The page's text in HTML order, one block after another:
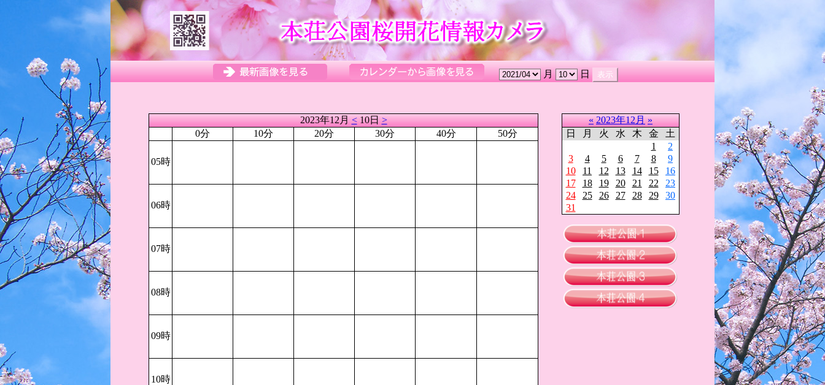
月 日
2023年12月<10日>
0分
10分 20分 30分 40分 50分
05時
06時
07時
08時
09時
10時
« 2023年12月 »
日
月 火 水 木 金
土
1
2
3
4 5 6 7 8
9
10
11 12 13 14 15
16
17
18 19 20 21 22
23
24
25 26 27 28 29
30
31